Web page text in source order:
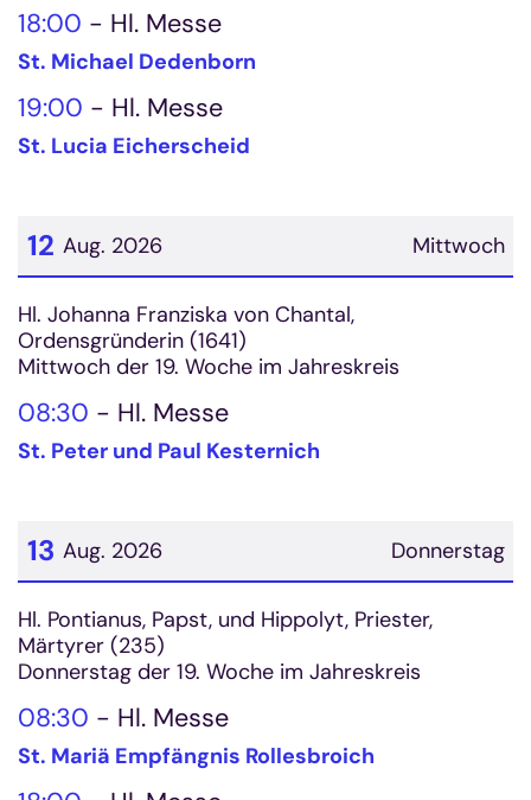
18:00 Hl. Messe
St. Michael Dedenborn
19:00 Hl. Messe
St. Lucia Eicherscheid
Mittwoch
12 Aug. 2026
Datum: 12. August 2026
Hl. Johanna Franziska von Chantal,
Ordensgründerin (1641)
Mittwoch der 19. Woche im Jahreskreis
08:30 Hl. Messe
St. Peter und Paul Kesternich
Donnerstag
13 Aug. 2026
Datum: 13. August 2026
Hl. Pontianus, Papst, und Hippolyt, Priester,
Märtyrer (235)
Donnerstag der 19. Woche im Jahreskreis
08:30 Hl. Messe
St. Mariä Empfängnis Rollesbroich